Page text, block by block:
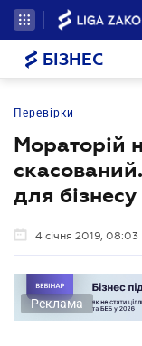
БІЗНЕС
Перевірки
Мораторій
для бізнесу
4 січня 2019, 08:03
Реклама